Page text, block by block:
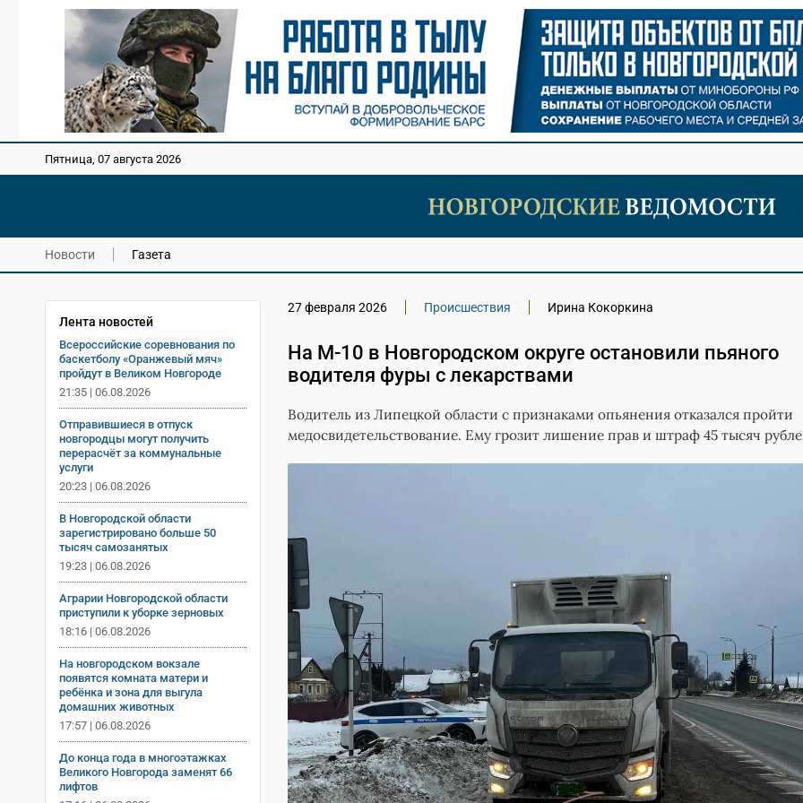
Пятница, 07 августа 2026
Новости Газета
Лента новостей
Всероссийские соревнования по
баскетболу «Оранжевый мяч»
пройдут в Великом Новгороде
21:35 | 06.08.2026
Отправившиеся в отпуск
новгородцы могут получить
перерасчёт за коммунальные
услуги
20:23 | 06.08.2026
В Новгородской области
зарегистрировано больше 50
тысяч самозанятых
19:23 | 06.08.2026
Аграрии Новгородской области
приступили к уборке зерновых
18:16 | 06.08.2026
На новгородском вокзале
появятся комната матери и
ребёнка и зона для выгула
домашних животных
17:57 | 06.08.2026
До конца года в многоэтажках
Великого Новгорода заменят 66
лифтов
27 февраля 2026 Происшествия Ирина Кокоркина
На М-10 в Новгородском округе остановили пьяного
водителя фуры с лекарствами
Водитель из Липецкой области с признаками опьянения отказался пройти
медосвидетельствование. Ему грозит лишение прав и штраф 45 тысяч